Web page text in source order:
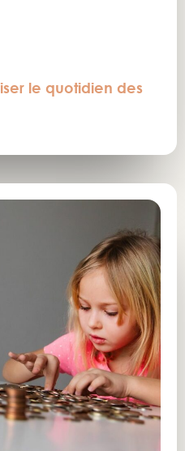
le quotidien des